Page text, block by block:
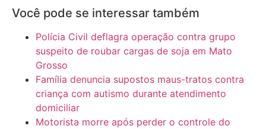
Você pode se interessar também
Polícia Civil deflagra operação contra grupo
suspeito de roubar cargas de soja em Mato
Grosso
Família denuncia supostos maus-tratos contra
criança com autismo durante atendimento
domiciliar
Motorista morre após perder o controle do